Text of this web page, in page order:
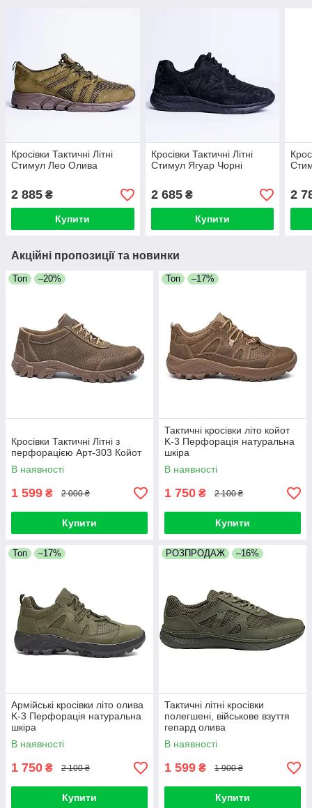
Кросівки Тактичні Літні
Стимул Лео Олива
2 885 ₴
Купити
Кросівки Тактичні Літні
Стимул Ягуар Чорні
2 685₴
Купити
2
Акційні пропозиції та новинки
Топ –20%
Кросівки Тактичні Літні з
перфорацією Арт-303 Койот
В наявності
1 599 ₴ 2 000 ₴
Купити
Топ –17%
Тактичні кросівки літо койот
K-3 Перфорація натуральна
шкіра
В наявності
1 750 ₴ 2 100 ₴
Купити
Топ –17%
Армійські кросівки літо олива
K-3 Перфорація натуральна
шкіра
В наявності
1 750 ₴ 2 100 ₴
Купити
РОЗПРОДАЖ –16%
Тактичні літні кросівки
полегшені, військове взуття
гепард олива
В наявності
1 599 ₴ 1 900 ₴
Купити